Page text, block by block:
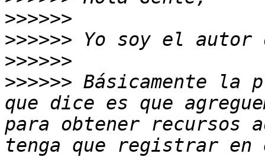
>>>>>>
>>>>>>
>>>>>>
>>>>>> Básicamente la
que dice es que
para obtener recursos
tenga que registrar en